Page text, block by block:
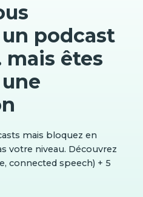
podcast
êtes
mais bloquez en
votre niveau. Découvrez
connected speech) + 5